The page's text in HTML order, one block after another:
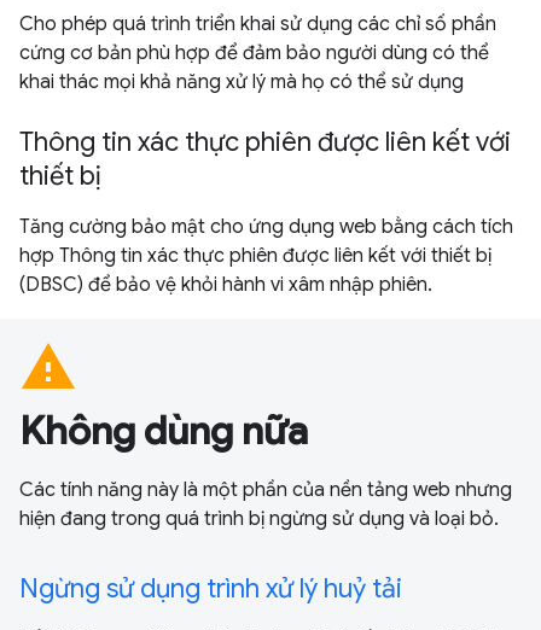
Cho phép quá trình triển khai sử dụng các chỉ số phần
cứng cơ bản phù hợp để đảm bảo người dùng có thể
khai thác mọi khả năng xử lý mà họ có thể sử dụng
Thông tin xác thực phiên được liên kết với
thiết bị
Tăng cường bảo mật cho ứng dụng web bằng cách tích
hợp Thông tin xác thực phiên được liên kết với thiết bị
(DBSC) để bảo vệ khỏi hành vi xâm nhập phiên.
warning
Không dùng nữa
Các tính năng này là một phần của nền tảng web nhưng
hiện đang trong quá trình bị ngừng sử dụng và loại bỏ.
Ngừng sử dụng trình xử lý huỷ tải